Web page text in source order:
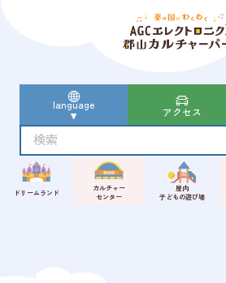
ドリームランド
カルチャー
センター
屋内
子どもの遊び場
language
アクセス